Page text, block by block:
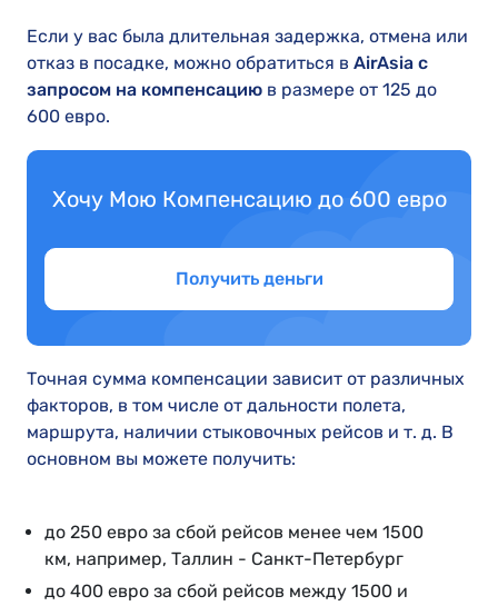
Если у вас была длительная задержка, отмена или
отказ в посадке, можно обратиться в AirAsia с
запросом на компенсацию в размере от 125 до
600 евро.
Хочу Мою Компенсацию до 600 евро
Получить деньги
Точная сумма компенсации зависит от различных
факторов, в том числе от дальности полета,
маршрута, наличии стыковочных рейсов и т. д. В
основном вы можете получить:
до 250 евро за сбой рейсов менее чем 1500
км, например, Таллин - Санкт-Петербург
до 400 евро за сбой рейсов между 1500 и